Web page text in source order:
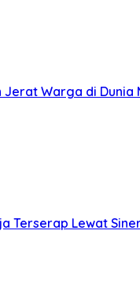
Warga di Dunia
Terserap Lewat